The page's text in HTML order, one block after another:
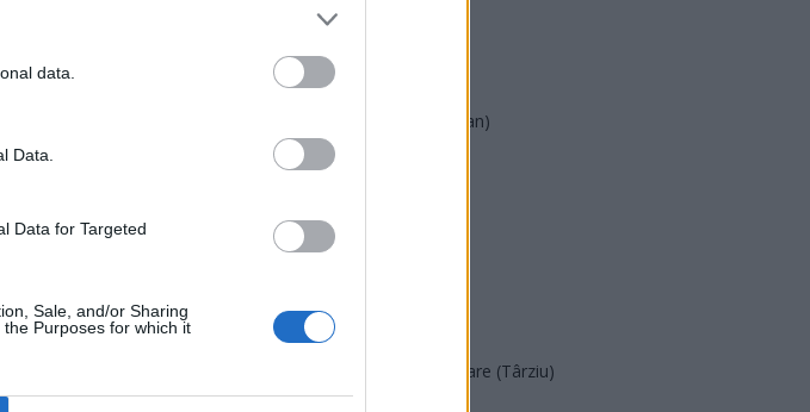
data.
Data.
Data for Targeted
Sale, and/or Sharing
Purposes for which it
AUR
PMP (Tomac)
Forța Dreptei (L. Orban)
PNȚMM
SENS
PACE (Peia)
Acțiunea Conservatoare (Târziu)